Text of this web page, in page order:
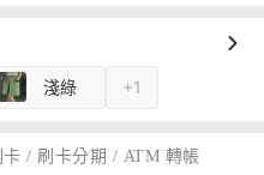
淺綠 +1
/ 刷卡分期 / ATM 轉帳